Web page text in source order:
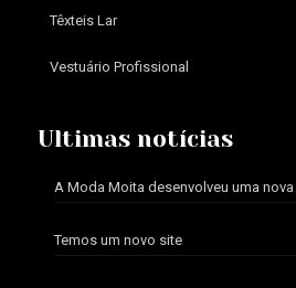
Têxteis Lar
Vestuário Profissional
Ultimas notícias
A Moda Moita desenvolveu uma
Temos um novo site